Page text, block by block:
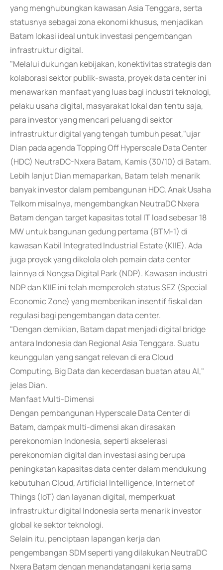
yang menghubungkan kawasan Asia Tenggara, serta
statusnya sebagai zona ekonomi khusus, menjadikan
Batam lokasi ideal untuk investasi pengembangan
infrastruktur digital.
"Melalui dukungan kebijakan, konektivitas strategis dan
kolaborasi sektor publik-swasta, proyek data center ini
menawarkan manfaat yang luas bagi industri teknologi,
pelaku usaha digital, masyarakat lokal dan tentu saja,
para investor yang mencari peluang di sektor
infrastruktur digital yang tengah tumbuh pesat,"ujar
Dian pada agenda Topping Off Hyperscale Data Center
(HDC) NeutraDC-Nxera Batam, Kamis (30/10) di Batam.
Lebih lanjut Dian memaparkan, Batam telah menarik
banyak investor dalam pembangunan HDC. Anak Usaha
Telkom misalnya, mengembangkan NeutraDC Nxera
Batam dengan target kapasitas total IT load sebesar 18
MW untuk bangunan gedung pertama (BTM-1) di
kawasan Kabil Integrated Industrial Estate (KIIE). Ada
juga proyek yang dikelola oleh pemain data center
lainnya di Nongsa Digital Park (NDP). Kawasan industri
NDP dan KIIE ini telah memperoleh status SEZ (Special
Economic Zone) yang memberikan insentif fiskal dan
regulasi bagi pengembangan data center.
"Dengan demikian, Batam dapat menjadi digital bridge
antara Indonesia dan Regional Asia Tenggara. Suatu
keunggulan yang sangat relevan di era Cloud
Computing, Big Data dan kecerdasan buatan atau AI,"
jelas Dian.
Manfaat Multi-Dimensi
Dengan pembangunan Hyperscale Data Center di
Batam, dampak multi-dimensi akan dirasakan
perekonomian Indonesia, seperti akselerasi
perekonomian digital dan investasi asing berupa
peningkatan kapasitas data center dalam mendukung
kebutuhan Cloud, Artificial Intelligence, Internet of
Things (IoT) dan layanan digital, memperkuat
infrastruktur digital Indonesia serta menarik investor
global ke sektor teknologi.
Selain itu, penciptaan lapangan kerja dan
pengembangan SDM seperti yang dilakukan NeutraDC
Nxera Batam dengan menandatangani kerja sama